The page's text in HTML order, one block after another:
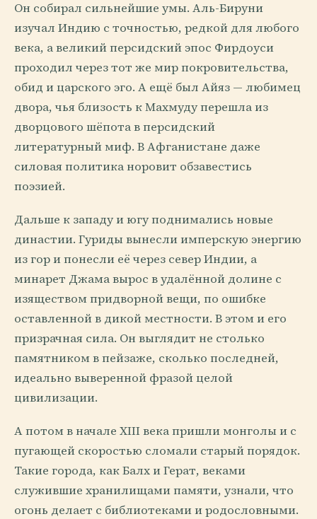
Он собирал сильнейшие умы. Аль-Бируни
изучал Индию с точностью, редкой для любого
века, а великий персидский эпос Фирдоуси
проходил через тот же мир покровительства,
обид и царского эго. А ещё был Айяз — любимец
двора, чья близость к Махмуду перешла из
дворцового шёпота в персидский
литературный миф. В Афганистане даже
силовая политика норовит обзавестись
поэзией.
Дальше к западу и югу поднимались новые
династии. Гуриды вынесли имперскую энергию
из гор и понесли её через север Индии, а
минарет Джама вырос в удалённой долине с
изяществом придворной вещи, по ошибке
оставленной в дикой местности. В этом и его
призрачная сила. Он выглядит не столько
памятником в пейзаже, сколько последней,
идеально выверенной фразой целой
цивилизации.
А потом в начале XIII века пришли монголы и с
пугающей скоростью сломали старый порядок.
Такие города, как Балх и Герат, веками
служившие хранилищами памяти, узнали, что
огонь делает с библиотеками и родословными.